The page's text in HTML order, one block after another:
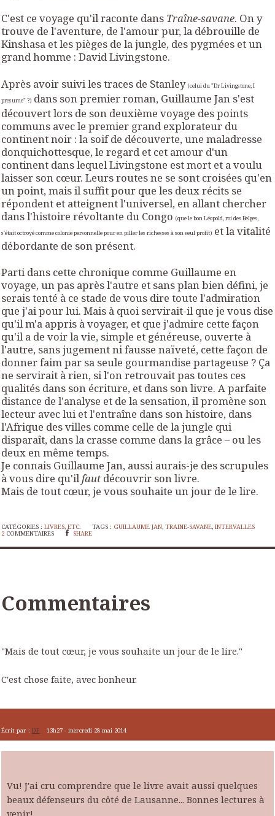
C'est ce voyage qu'il raconte dans Traîne-savane. On y
trouve de l'aventure, de l'amour pur, la débrouille de
Kinshasa et les pièges de la jungle, des pygmées et un
grand homme : David Livingstone.
Après avoir suivi les traces de Stanley (celui du "Dr Livingstone, I
presume" ?) dans son premier roman, Guillaume Jan s'est
découvert lors de son deuxième voyage des points
communs avec le premier grand explorateur du
continent noir : la soif de découverte, une maladresse
donquichottesque, le regard et cet amour d'un
continent dans lequel Livingstone est mort et a voulu
laisser son cœur. Leurs routes ne se sont croisées qu'en
un point, mais il suffit pour que les deux récits se
répondent et atteignent l'universel, en allant chercher
dans l'histoire révoltante du Congo (que le bon Léopold, roi des Belges,
s'était octroyé comme colonie personnelle pour en piller les richesses à son seul profit) et la vitalité
débordante de son présent.
Parti dans cette chronique comme Guillaume en
voyage, un pas après l'autre et sans plan bien défini, je
serais tenté à ce stade de vous dire toute l'admiration
que j'ai pour lui. Mais à quoi servirait-il que je vous dise
qu'il m'a appris à voyager, et que j'admire cette façon
qu'il a de voir la vie, simple et généreuse, ouverte à
l'autre, sans jugement ni fausse naïveté, cette façon de
donner faim par sa seule gourmandise partageuse ? Ça
ne servirait à rien, si l'on retrouvait pas toutes ces
qualités dans son écriture, et dans son livre. A parfaite
distance de l'analyse et de la sensation, il promène son
lecteur avec lui et l'entraîne dans son histoire, dans
l'Afrique des villes comme celle de la jungle qui
disparaît, dans la crasse comme dans la grâce – ou les
deux en même temps.
Je connais Guillaume Jan, aussi aurais-je des scrupules
à vous dire qu'ilfaut découvrir son livre.
Mais de tout cœur, je vous souhaite un jour de le lire.
CATÉGORIES : LIVRES, ETC. TAGS : GUILLAUME JAN,TRAINE-SAVANE,INTERVALLES
2 COMMENTAIRES SHARE
Commentaires
"Mais de tout cœur, je vous souhaite un jour de le lire."
C'est chose faite, avec bonheur.
Écrit par : DF 13h27 -mercredi 28 mai 2014
Vu! J'ai cru comprendre que le livre avait aussi quelques
beaux défenseurs du côté de Lausanne... Bonnes lectures à
venir!